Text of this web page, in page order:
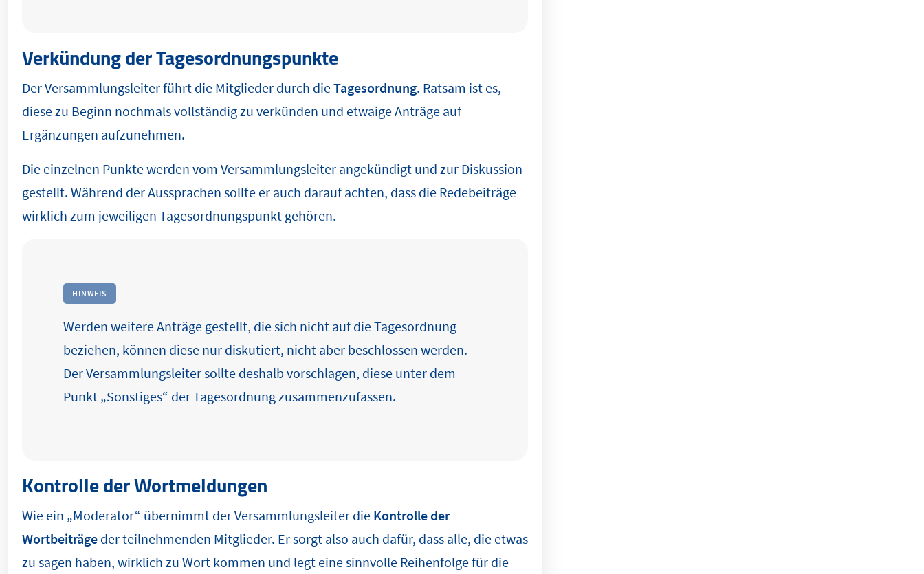
Verkündung der Tagesordnungspunkte
Der Versammlungsleiter führt die Mitglieder durch dieTagesordnung. Ratsam ist es,
diese zu Beginn nochmals vollständig zu verkünden und etwaige Anträge auf
Ergänzungen aufzunehmen.
Die einzelnen Punkte werden vom Versammlungsleiter angekündigt und zur Diskussion
gestellt. Während der Aussprachen sollte er auch darauf achten, dass die Redebeiträge
wirklich zum jeweiligen Tagesordnungspunkt gehören.
HINWEIS
Werden weitere Anträge gestellt, die sich nicht auf die Tagesordnung
beziehen, können diese nur diskutiert, nicht aber beschlossen werden.
Der Versammlungsleiter sollte deshalb vorschlagen, diese unter dem
Punkt „Sonstiges“ der Tagesordnung zusammenzufassen.
Kontrolle der Wortmeldungen
Wie ein „Moderator“ übernimmt der Versammlungsleiter die Kontrolle der
Wortbeiträge der teilnehmenden Mitglieder. Er sorgt also auch dafür, dass alle, die etwas
zu sagen haben, wirklich zu Wort kommen und legt eine sinnvolle Reihenfolge für die